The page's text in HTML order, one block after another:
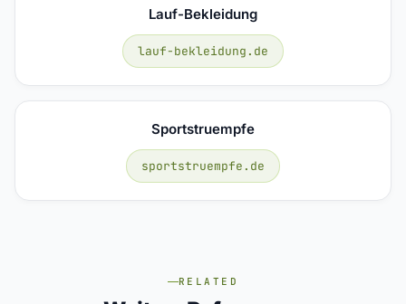
Lauf-Bekleidung
lauf-bekleidung.de
Sportstruempfe
sportstruempfe.de
RELATED